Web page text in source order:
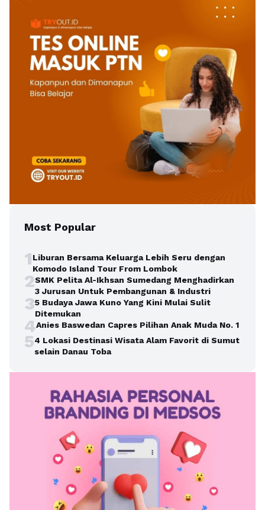
Most Popular
1Liburan Bersama Keluarga Lebih Seru dengan
Komodo Island Tour From Lombok
2SMK Pelita Al-Ikhsan Sumedang Menghadirkan
3 Jurusan Untuk Pembangunan & Industri
35 Budaya Jawa Kuno Yang Kini Mulai Sulit
Ditemukan
4Anies Baswedan Capres Pilihan Anak Muda No. 1
54 Lokasi Destinasi Wisata Alam Favorit di Sumut
selain Danau Toba